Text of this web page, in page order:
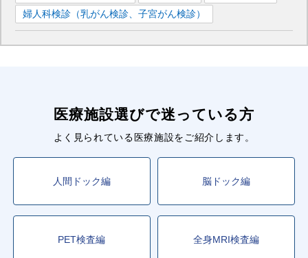
婦人科検診（乳がん検診、子宮がん検診）
医療施設選びで迷っている方
よく見られている医療施設をご紹介します。
人間ドック編 脳ドック編
PET検査編 全身MRI検査編